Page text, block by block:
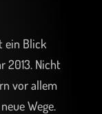
ein Blick
2013. Nicht
vor allem
Wege.